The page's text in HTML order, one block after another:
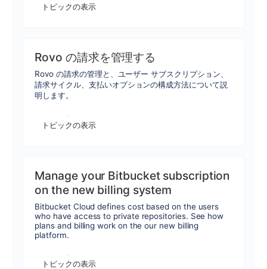
トピックの表示
Rovo の請求を管理する
Rovo の請求の管理と、ユーザー サブスクリプション、
請求サイクル、支払いオプションの構成方法について説
明します。
トピックの表示
Manage your Bitbucket subscription
on the new billing system
Bitbucket Cloud defines cost based on the users
who have access to private repositories. See how
plans and billing work on the our new billing
platform.
トピックの表示